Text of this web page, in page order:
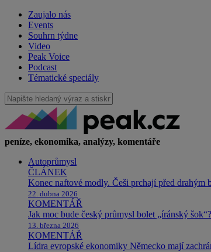
Zaujalo nás
Events
Souhrn týdne
Video
Peak Voice
Podcast
Tématické speciály
peníze, ekonomika, analýzy, komentáře
Autoprůmysl
ČLÁNEK
Konec naftové modly. Češi prchají před drahým
22. dubna 2026
KOMENTÁŘ
Jak moc bude český průmysl bolet „íránský šok“?
13. března 2026
KOMENTÁŘ
Lídra evropské ekonomiky Německo mají